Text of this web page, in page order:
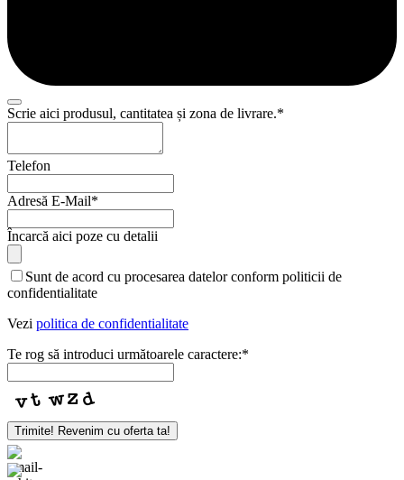
Scrie aici produsul, cantitatea și zona de livrare.*
Telefon
Adresă E-Mail*
Încarcă aici poze cu detalii
Sunt de acord cu procesarea datelor conform politicii de
confidentialitate
Vezi politica de confidentialitate
Te rog să introduci următoarele caractere:*
Business
Email*
Trimite! Revenim cu oferta ta!